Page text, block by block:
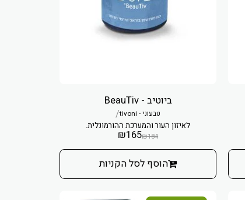
ביוטיב - BeauTiv
טבעוני - tivoni /
לאיזון העור והמערכת ההורמונלית.
₪184
₪165
הוסף לסל הקניות